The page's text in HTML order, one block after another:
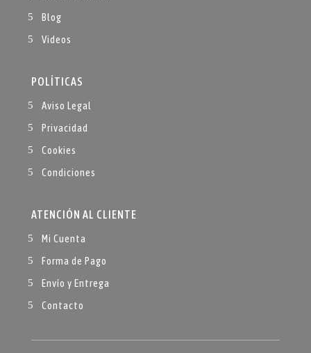
Blog
Videos
POLÍTICAS
Aviso Legal
Privacidad
Cookies
Condiciones
ATENCIÓN AL CLIENTE
Mi Cuenta
Forma de Pago
Envío y Entrega
Contacto